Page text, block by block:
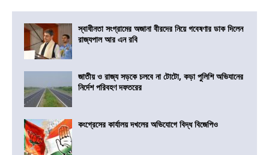
স্বাধীনতা সংগ্রামের অজানা বীরদের নিয়ে গবেষণার ডাক দিলেন
রাজ্যপাল আর এন রবি
জাতীয় ও রাজ্য সড়কে চলবে না টোটো, কড়া পুলিশি অভিযানের
নির্দেশ পরিবহণ দফতরের
কংগ্রেসের কার্যালয় দখলের অভিযোগে বিদ্ধ বিজেপিও